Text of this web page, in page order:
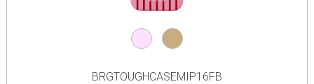
BRGTOUGHCASEMIP16FB